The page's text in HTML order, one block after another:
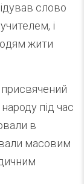
слово
і
жити
присвячений
під час
в
масовим